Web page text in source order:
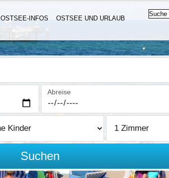
OSTSEE-INFOS
OSTSEE UND URLAUB
Abreise
Suchen